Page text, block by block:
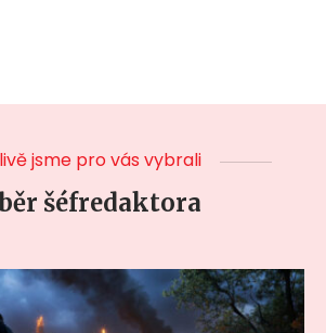
jsme pro vás vybrali
šéfredaktora